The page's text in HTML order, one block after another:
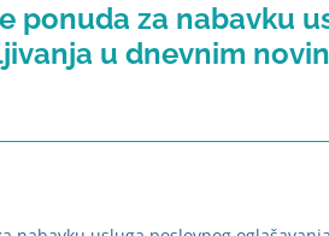
ponuda za nabavku
u dnevnim